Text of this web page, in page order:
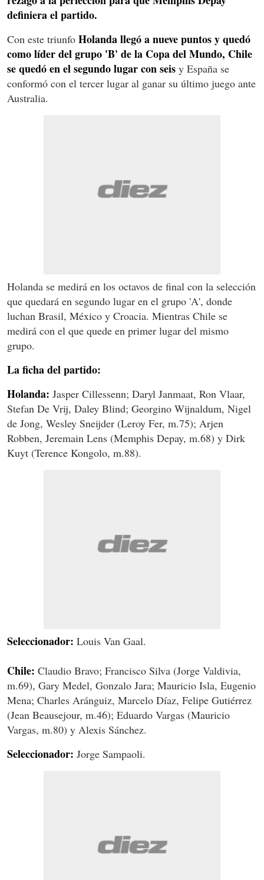
definiera el partido.
Con este triunfo Holanda llegó a nueve puntos y quedó
como líder del grupo 'B' de la Copa del Mundo, Chile
se quedó en el segundo lugar con seis y España se
conformó con el tercer lugar al ganar su último juego ante
Australia.
Holanda se medirá en los octavos de final con la selección
que quedará en segundo lugar en el grupo 'A', donde
luchan Brasil, México y Croacia. Mientras Chile se
medirá con el que quede en primer lugar del mismo
grupo.
La ficha del partido:
Holanda: Jasper Cillessenn; Daryl Janmaat, Ron Vlaar,
Stefan De Vrij, Daley Blind; Georgino Wijnaldum, Nigel
de Jong, Wesley Sneijder (Leroy Fer, m.75); Arjen
Robben, Jeremain Lens (Memphis Depay, m.68) y Dirk
Kuyt (Terence Kongolo, m.88).
Seleccionador: Louis Van Gaal.
Chile: Claudio Bravo; Francisco Silva (Jorge Valdivia,
m.69), Gary Medel, Gonzalo Jara; Mauricio Isla, Eugenio
Mena; Charles Aránguiz, Marcelo Díaz, Felipe Gutiérrez
(Jean Beausejour, m.46); Eduardo Vargas (Mauricio
Vargas, m.80) y Alexis Sánchez.
Seleccionador: Jorge Sampaoli.